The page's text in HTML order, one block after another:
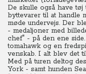
De skulle også have
byttevarer til at handle
møde undervejs. Der
- medaljoner med
chef" - på den ene
tomahawk og en
venskab. I alt blev det
Med på turen deltog
York - samt hunden